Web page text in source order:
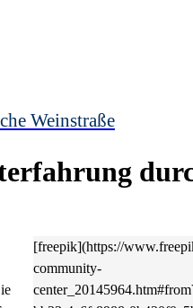
Weinstraße
[freepik](https://
community-